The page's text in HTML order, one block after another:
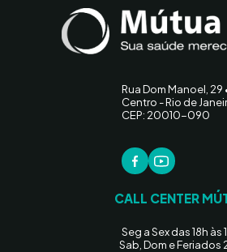
Rua Dom Manoel, 29
Centro - Rio de
CEP: 20010-090
CALL CENTER
Seg a Sex das 18h às
Sab, Dom e Feriados